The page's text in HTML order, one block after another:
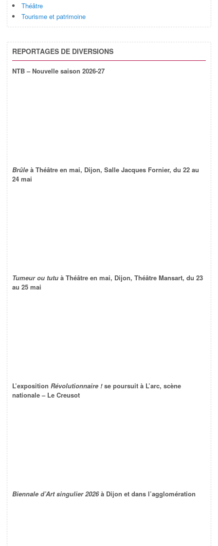
Théâtre
Tourisme et patrimoine
REPORTAGES DE DIVERSIONS
NTB – Nouvelle saison 2026-27
Brûle à Théâtre en mai, Dijon, Salle Jacques Fornier, du 22 au
24 mai
Tumeur ou tutu à Théâtre en mai, Dijon, Théâtre Mansart, du 23
au 25 mai
L’exposition Révolutionnaire !se poursuit à L’arc, scène
nationale – Le Creusot
Biennale d’Art singulier 2026à Dijon et dans l’agglomération